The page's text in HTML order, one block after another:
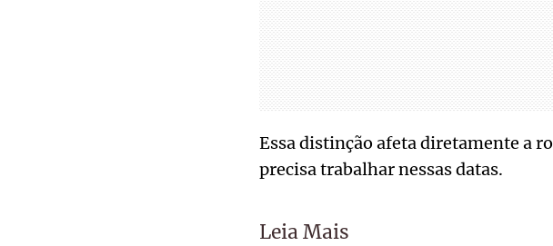
Essa distinção afeta diretamente a
precisa trabalhar nessas datas.
Leia Mais